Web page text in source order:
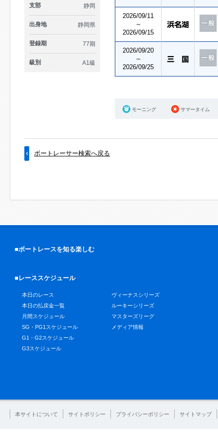
支部 静岡
出身地 静岡県
登録期 77期
級別 A1級
2026/09/11
～
2026/09/15
2026/09/20
～
2026/09/25
モーニング サマータイム
ボートレーサー検索へ戻る
■ボートレースを知る楽しむ
■レーススケジュール
本日のレース
本日の払戻金一覧
月間スケジュール
SG・PG1スケジュール
G1・G2スケジュール
G3スケジュール
ヴィーナスシリーズ
ルーキーシリーズ
マスターズリーグ
メディア情報
本サイトについて サイトポリシー プライバシーポリシー サイトマップ